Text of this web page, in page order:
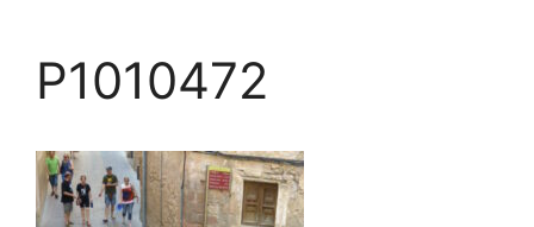
P1010472